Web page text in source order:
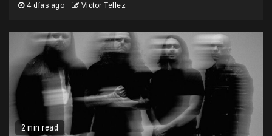
4 días ago Victor Tellez
2 min read